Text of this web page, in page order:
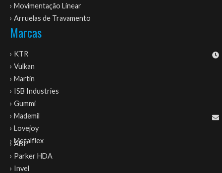
› Movimentação Linear
› Arruelas de Travamento
Marcas
› KTR
› Vulkan
› Martin
› ISB Industries
› Gummi
› Mademil
› Lovejoy
› Metalflex
› ABP
› Parker HDA
› Invel